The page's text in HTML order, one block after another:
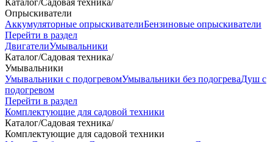
Каталог/Садовая техника/
Опрыскиватели
Аккумуляторные опрыскивателиБензиновые опрыскиватели
Перейти в раздел
ДвигателиУмывальники
Каталог/Садовая техника/
Умывальники
Умывальники с подогревомУмывальники без подогреваДуш с
подогревом
Перейти в раздел
Комплектующие для садовой техники
Каталог/Садовая техника/
Комплектующие для садовой техники